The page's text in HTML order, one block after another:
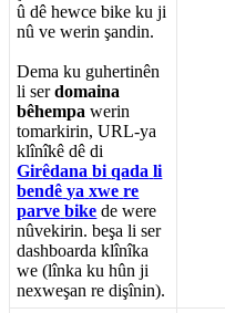
û dê hewce bike ku ji
nû ve werin şandin.
Dema ku guhertinên
li ser domaina
bêhempa werin
tomarkirin, URL-ya
klînîkê dê di
Girêdana bi qada li
bendê ya xwe re
parve bike de were
nûvekirin. beşa li ser
dashboarda klînîka
we (lînka ku hûn ji
nexweşan re dişînin).